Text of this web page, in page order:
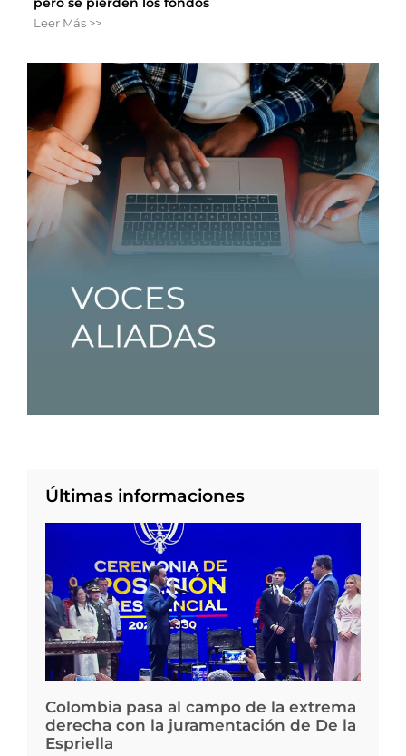
Leer Más >>
Últimas informaciones
Colombia pasa al campo de la extrema
derecha con la juramentación de De la
Espriella